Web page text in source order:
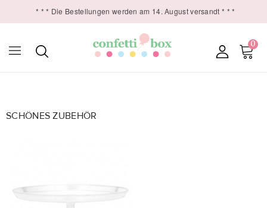
* * * Die Bestellungen werden am 14. August versandt * * *
0
SCHÖNES ZUBEHÖR